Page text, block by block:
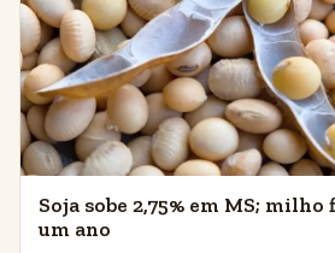
Soja sobe 2,75% em MS;
um ano